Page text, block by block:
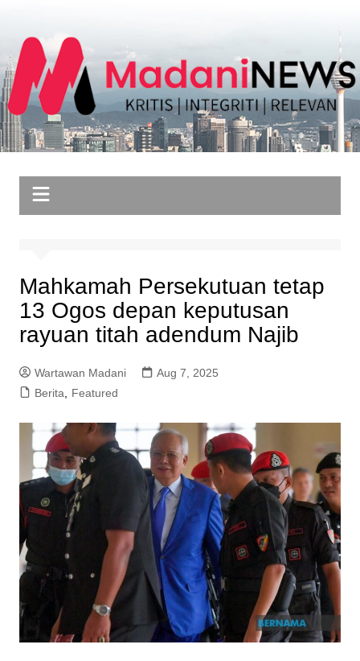
content
Mahkamah Persekutuan tetap
13 Ogos depan keputusan
rayuan titah adendum Najib
Wartawan Madani
Aug 7, 2025
Berita, Featured